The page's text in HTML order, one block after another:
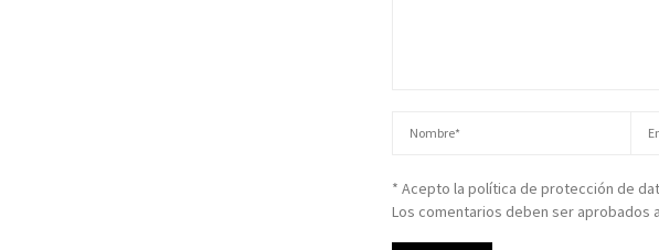
* Acepto la política de protección de
Los comentarios deben ser aprobados